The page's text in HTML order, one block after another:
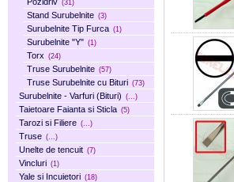
(31)
Stand Surubelnite (3)
Surubelnite Tip Furca (1)
Surubelnite "Y" (1)
Torx (24)
Truse Surubelnite (57)
Truse Surubelnite cu Bituri (73)
Surubelnite - Varfuri (Bituri) (...)
Taietoare Faianta si Sticla (5)
Tarozi si Filiere (...)
Truse (...)
Unelte de tencuit (7)
Vincluri (1)
Yale si Incuietori (18)